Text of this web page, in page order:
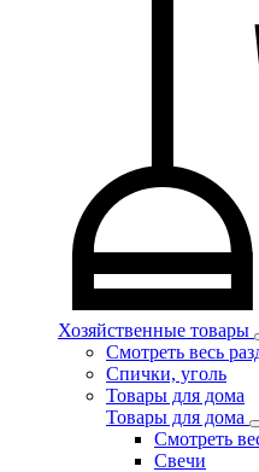
Хозяйственные товары
Смотреть весь
Спички, уголь
Товары для дома
Товары для дома
Смотреть
Свечи